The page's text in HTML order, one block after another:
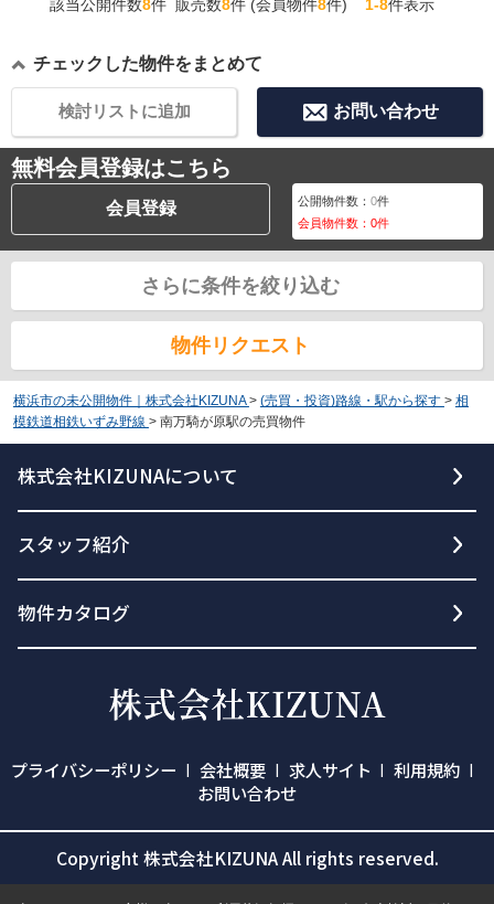
該当公開件数8件 販売数8件 (会員物件8件) 1-8件表示
チェックした物件をまとめて
お問い合わせ
検討リストに追加
無料会員登録はこちら
会員登録 公開物件数：0件
会員物件数：0件
さらに条件を絞り込む
物件リクエスト
横浜市の未公開物件｜株式会社KIZUNA > (売買・投資)路線・駅から探す > 相
模鉄道相鉄いずみ野線 > 南万騎が原駅の売買物件
株式会社KIZUNAについて
スタッフ紹介
物件カタログ
プライバシーポリシー 会社概要 求人サイト
利用規約
お問い合わせ
Copyright 株式会社KIZUNA All rights reserved.